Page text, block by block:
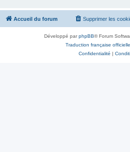
Accueil du forum Supprimer les
Développé parphpBB® Forum
Traduction française officielle
Confidentialité |